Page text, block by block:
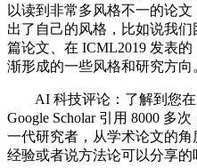
以读到非常多风格不一的论
出了自己的风格，比如说我们
篇论文、在 ICML2019 发表
渐形成的一些风格和研究方向
AI 科技评论：了解到您在
Google Scholar 引用 8000 多
一代研究者，从学术论文的
经验或者说方法论可以分享的